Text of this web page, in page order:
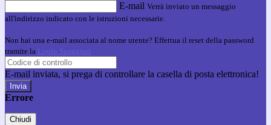
E-mail Verrà inviato un messaggio
all'indirizzo indicato con le istruzioni necessarie.
Non hai una e-mail associata al nome utente? Effettua il reset della password
tramite la Login Spaggiari
E-mail inviata, si prega di controllare la casella di posta elettronica!
Errore
Chiudi